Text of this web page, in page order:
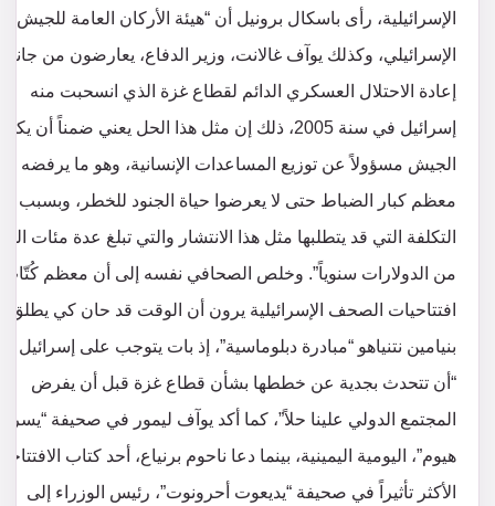
الإسرائيلية، رأى باسكال برونيل أن “هيئة الأركان العامة للجيش
الإسرائيلي، وكذلك يوآف غالانت، وزير الدفاع، يعارضون من
إعادة الاحتلال العسكري الدائم لقطاع غزة الذي انسحبت منه
إسرائيل في سنة 2005، ذلك إن مثل هذا الحل يعني ضمناً أن
الجيش مسؤولاً عن توزيع المساعدات الإنسانية، وهو ما يرفضه
معظم كبار الضباط حتى لا يعرضوا حياة الجنود للخطر، وبسبب
التكلفة التي قد يتطلبها مثل هذا الانتشار والتي تبلغ عدة مئات
من الدولارات سنوياً”. وخلص الصحافي نفسه إلى أن معظم كُتّاب
افتتاحيات الصحف الإسرائيلية يرون أن الوقت قد حان كي يطلق
بنيامين نتنياهو “مبادرة دبلوماسية”، إذ بات يتوجب على إسرائيل
“أن تتحدث بجدية عن خططها بشأن قطاع غزة قبل أن يفرض
المجتمع الدولي علينا حلاً”، كما أكد يوآف ليمور في صحيفة
هيوم”، اليومية اليمينية، بينما دعا ناحوم برنياع، أحد كتاب
الأكثر تأثيراً في صحيفة “يديعوت أحرونوت”، رئيس الوزراء إلى